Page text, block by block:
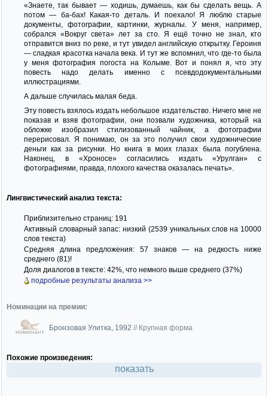
«Знаете, так бывает — ходишь, думаешь, как бы сделать вещь. А
потом — ба-бах! Какая-то деталь. И поехало! Я люблю старые
документы, фотографии, картинки, журналы. У меня, например,
собрался «Вокруг света» лет за сто. Я ещё точно не знал, кто
отправится вниз по реке, и тут увидел английскую открытку. Героиня
— сладкая красотка начала века. И тут же вспомнил, что где-то была
у меня фотография погоста на Колыме. Вот и понял я, что эту
повесть надо делать именно с псевдодокументальными
иллюстрациями.
А дальше случилась малая беда.
Эту повесть взялось издать небольшое издательство. Ничего мне не
показав и взяв фотографии, они позвали художника, который на
обложке изобразил стилизованный чайник, а фотографии
перерисовал. Я понимаю, он за это получил свои художнические
деньги как за рисунки. Но книга в моих глазах была погублена.
Наконец, в «Хроносе» согласились издать «Урулган» с
фотографиями, правда, плохого качества оказалась печать».
Лингвистический анализ текста:
Приблизительно страниц: 191
Активный словарный запас: низкий (2539 уникальных слов на 10000
слов текста)
Средняя длина предложения: 57 знаков — на редкость ниже
среднего (81)!
Доля диалогов в тексте: 42%, что немного выше среднего (37%)
подробные результаты анализа >>
Номинации на премии:
номинант Бронзовая Улитка, 1992 // Крупная форма
Похожие произведения:
показать